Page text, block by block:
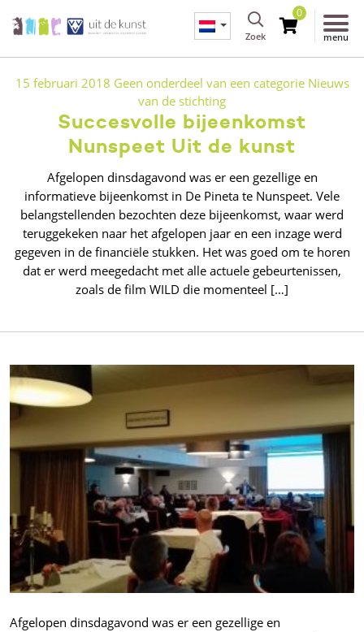
Zoek
0
menu
15 februari 2018 Geen onderdeel van een categorie Nieuws
van de stichting
Succesvolle bijeenkomst
Nunspeet Uit de kunst
Afgelopen dinsdagavond was er een gezellige en
informatieve bijeenkomst in De Pineta te Nunspeet. Vele
belangstellenden bezochten deze bijeenkomst, waar werd
teruggekeken naar het afgelopen jaar en een inzage werd
gegeven in de financiële stukken. Het was goed om te horen
dat er werd meegedacht met alle actuele gebeurtenissen,
zoals de film WILD die momenteel […]
Afgelopen dinsdagavond was er een gezellige en